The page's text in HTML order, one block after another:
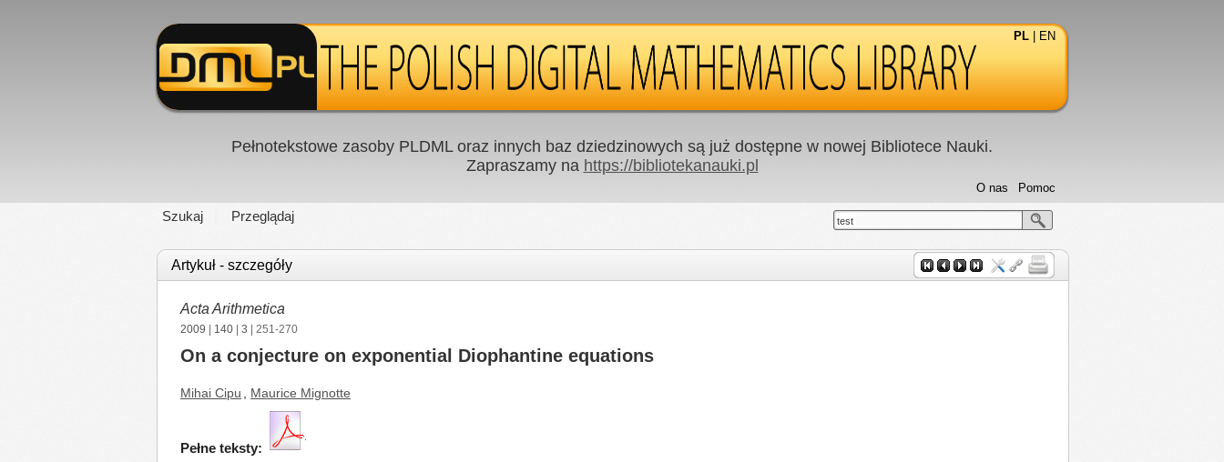
PL EN
Pełnotekstowe zasoby PLDML oraz innych baz dziedzinowych są już dostępne w nowej Bibliotece Nauki.
Zapraszamy na https://bibliotekanauki.pl
Szukaj Przeglądaj
Pomoc
O nas
test
Artykuł - szczegóły
Acta Arithmetica
2009 140 3 | 251-270
On a conjecture on exponential Diophantine equations
Mihai Cipu Maurice Mignotte
Pełne teksty: